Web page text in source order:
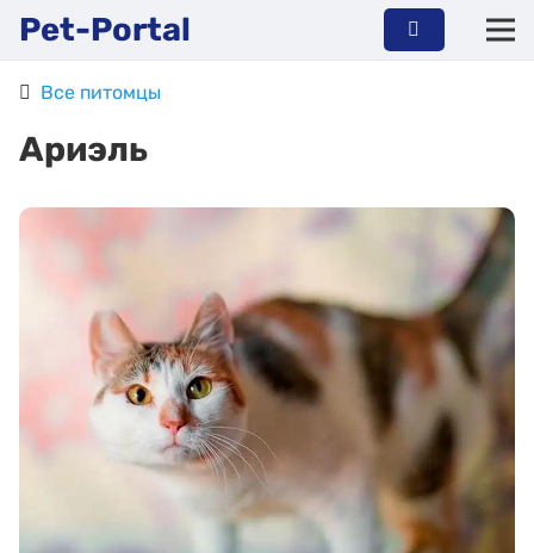
Pet-Portal
Все питомцы
Ариэль